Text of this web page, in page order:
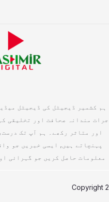
ہم کشمیر ڈیجیٹل کی ڈیجیٹل
جرات مندانہ صحافت اور تخلیقی
اور متاثر رکھے۔ ہم آپ تک
پہنچاتے ہیں, ایسی خبریں جو
معلومات حاصل کریں جو گہرائی